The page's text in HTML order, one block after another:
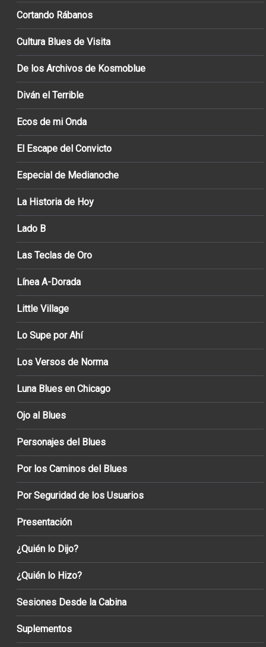
Cortando Rábanos
Cultura Blues de Visita
De los Archivos de Kosmoblue
Diván el Terrible
Ecos de mi Onda
El Escape del Convicto
Especial de Medianoche
La Historia de Hoy
Lado B
Las Teclas de Oro
Línea A-Dorada
Little Village
Lo Supe por Ahí
Los Versos de Norma
Luna Blues en Chicago
Ojo al Blues
Personajes del Blues
Por los Caminos del Blues
Por Seguridad de los Usuarios
Presentación
¿Quién lo Dijo?
¿Quién lo Hizo?
Sesiones Desde la Cabina
Suplementos